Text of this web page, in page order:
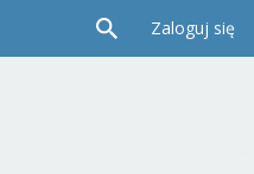
Zaloguj się